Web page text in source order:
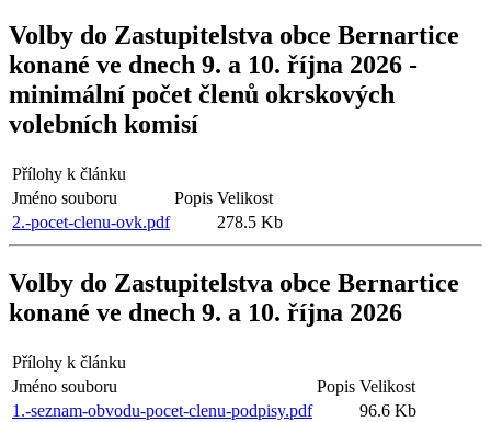
Volby do Zastupitelstva obce Bernartice
konané ve dnech 9. a 10. října 2026 -
minimální počet členů okrskových
volebních komisí
Přílohy k článku
Jméno souboru
Popis Velikost
2.-pocet-clenu-ovk.pdf
278.5 Kb
Volby do Zastupitelstva obce Bernartice
konané ve dnech 9. a 10. října 2026
Přílohy k článku
Jméno souboru
Popis Velikost
1.-seznam-obvodu-pocet-clenu-podpisy.pdf
96.6 Kb